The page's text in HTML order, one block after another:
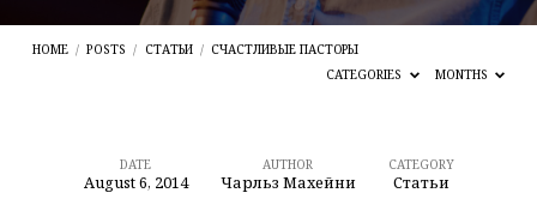
HOME / POSTS / СТАТЬИ / СЧАСТЛИВЫЕ ПАСТОРЫ
CATEGORIES
MONTHS
Счастливые
DATE
August 6, 2014
AUTHOR
Чарльз Махейни
CATEGORY
Статьи